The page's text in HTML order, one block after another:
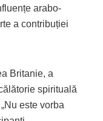
arabo-
a contribuției
Britanie, a
spirituală
este vorba